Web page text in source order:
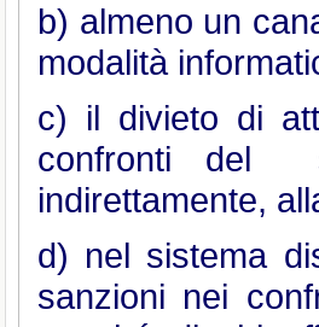
b) almeno un
modalità
c) il divieto di
confronti del
indirettamente,
d) nel sistema
sanzioni nei